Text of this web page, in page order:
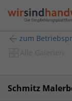
zum
Alle Galerien
Schmitz